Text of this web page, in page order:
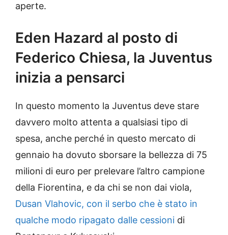
aperte.
Eden Hazard al posto di
Federico Chiesa, la Juventus
inizia a pensarci
In questo momento la Juventus deve stare
davvero molto attenta a qualsiasi tipo di
spesa, anche perché in questo mercato di
gennaio ha dovuto sborsare la bellezza di 75
milioni di euro per prelevare l’altro campione
della Fiorentina, e da chi se non dai viola,
Dusan Vlahovic, con il serbo che è stato in
qualche modo ripagato dalle cessioni di